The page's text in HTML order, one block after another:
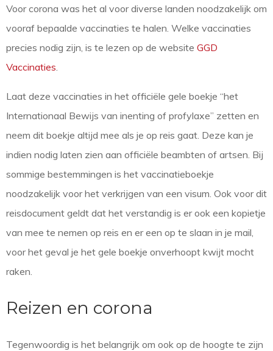
Voor corona was het al voor diverse landen noodzakelijk om
vooraf bepaalde vaccinaties te halen. Welke vaccinaties
precies nodig zijn, is te lezen op de website GGD
Vaccinaties.
Laat deze vaccinaties in het officiële gele boekje “het
Internationaal Bewijs van inenting of profylaxe” zetten en
neem dit boekje altijd mee als je op reis gaat. Deze kan je
indien nodig laten zien aan officiële beambten of artsen. Bij
sommige bestemmingen is het vaccinatieboekje
noodzakelijk voor het verkrijgen van een visum. Ook voor dit
reisdocument geldt dat het verstandig is er ook een kopietje
van mee te nemen op reis en er een op te slaan in je mail,
voor het geval je het gele boekje onverhoopt kwijt mocht
raken.
Reizen en corona
Tegenwoordig is het belangrijk om ook op de hoogte te zijn